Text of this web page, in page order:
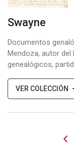
Swayne
Documentos
Mendoza, autor del
genealógicos,
VER COLECCIÓN